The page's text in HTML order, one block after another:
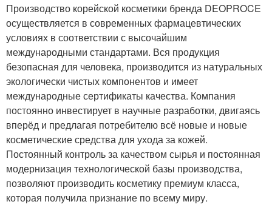
Производство корейской косметики бренда DEOPROCE
осуществляется в современных фармацевтических
условиях в соответствии с высочайшим
международными стандартами. Вся продукция
безопасная для человека, производится из натуральных
экологически чистых компонентов и имеет
международные сертификаты качества. Компания
постоянно инвестирует в научные разработки, двигаясь
вперёд и предлагая потребителю всё новые и новые
косметические средства для ухода за кожей.
Постоянный контроль за качеством сырья и постоянная
модернизация технологической базы производства,
позволяют производить косметику премиум класса,
которая получила признание по всему миру.